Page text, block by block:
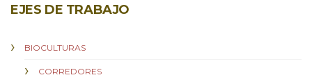
EJES DE TRABAJO
BIOCULTURAS
CORREDORES